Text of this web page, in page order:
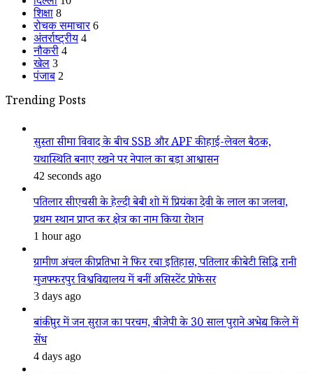
शिक्षा 8
रोचक समाचार 6
अंतर्राष्ट्रीय 4
नौकरी 4
खेल 3
पंजाब 2
Trending Posts
सुस्ता सीमा विवाद के बीच SSB और APF की हाई-लेवल बैठक,
यथास्थिति बनाए रखने पर नेपाल का बड़ा आश्वासन
42 seconds ago
पतिलार सीएचसी के हेल्दी बेबी शो में प्रियंका देवी के लाल का जलवा,
प्रथम स्थान प्राप्त कर क्षेत्र का नाम किया रोशन
1 hour ago
ग्रामीण अंचल की प्रतिभा ने फिर रचा इतिहास, पतिलार की बेटी सिद्धि रानी
मुजफ्फरपुर विश्वविद्यालय में बनीं असिस्टेंट प्रोफेसर
3 days ago
बांकीपुर में जन सुराज का परचम, बीजेपी के 30 साल पुराने अभेद्य किले में
सेंध
4 days ago